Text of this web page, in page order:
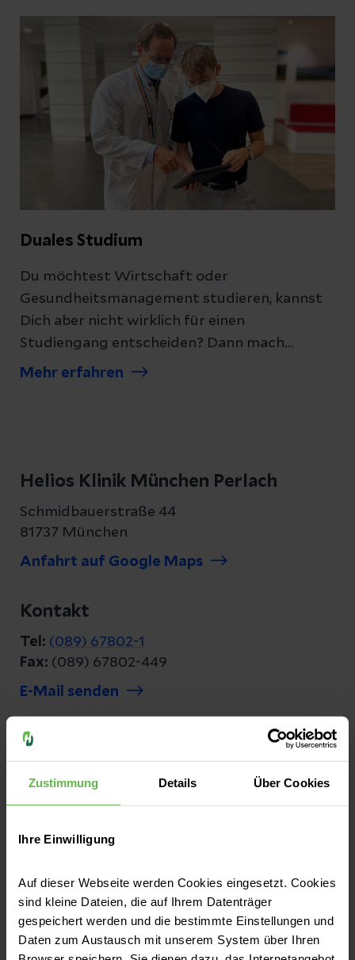
Zustimmung Details Über Cookies
Ihre Einwilligung
Auf dieser Webseite werden Cookies eingesetzt. Cookies
sind kleine Dateien, die auf Ihrem Datenträger
gespeichert werden und die bestimmte Einstellungen und
Daten zum Austausch mit unserem System über Ihren
Duales Studium
Du möchtest Wirtschaft oder
Gesundheitsmanagement studieren, kannst
Dich aber nicht wirklich für einen
Studiengang entscheiden? Dann mach
einfach beides.
Mehr erfahren
Helios Klinik München Perlach
Schmidbauerstraße 44
81737 München
Anfahrt auf Google Maps
Kontakt
Tel: (089) 67802-1
Fax: (089) 67802-449
E-Mail senden
Helios Klinikum München West
Steinerweg 5
81241 München
Kontakt
Tel: (089) 8892-0